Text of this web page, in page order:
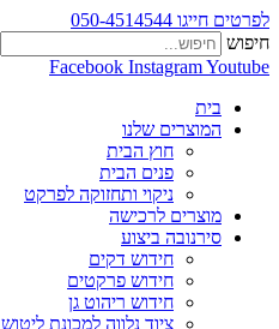
לפרטים חייגו 050-4514544
חיפוש
Facebook InstagramYoutube
בית
המוצרים שלנו
חוץ הבית
פנים הבית
ניקוי ותחזוקה לפרקט
מוצרים לרכישה
סירנובה ביצוע
חידוש דקים
חידוש פרקטים
חידוש ריהוט גן
ציוד נלווה למכונת ליטוש